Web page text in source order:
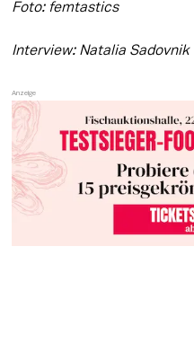
Foto: femtastics
Interview: Natalia Sadovnik